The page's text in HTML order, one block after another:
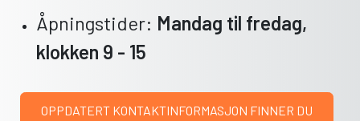
Åpningstider: Mandag til fredag,
klokken 9 - 15
OPPDATERT KONTAKTINFORMASJON FINNER DU